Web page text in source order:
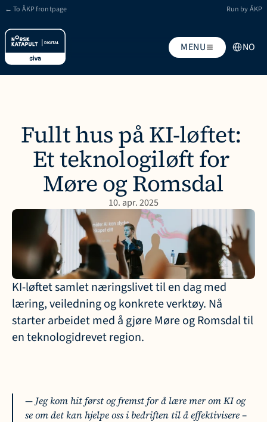
← To ÅKP frontpage Run by ÅKP
MENU NO
Fullt hus på KI-løftet:
Et teknologiløft for
Møre og Romsdal
10. apr. 2025
KI-løftet samlet næringslivet til en dag med
læring, veiledning og konkrete verktøy. Nå
starter arbeidet med å gjøre Møre og Romsdal til
en teknologidrevet region.
— Jeg kom hit først og fremst for å lære mer om KI og
se om det kan hjelpe oss i bedriften til å effektivisere –